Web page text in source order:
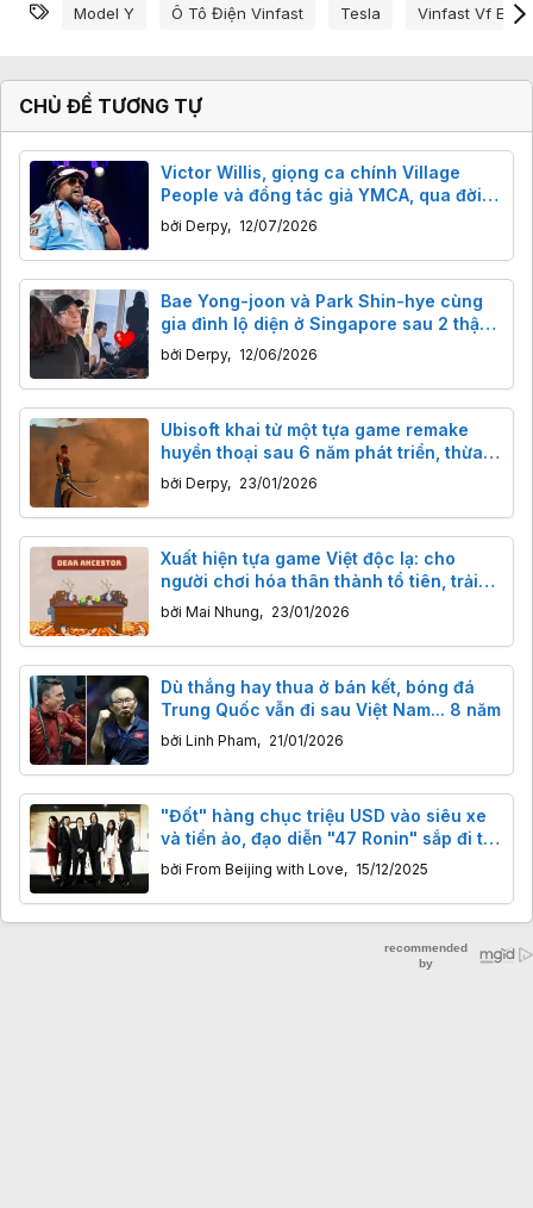
Từ khóa
Model Y Ô Tô Điện Vinfast Tesla Vinfast Vf E35
CHỦ ĐỀ TƯƠNG TỰ
Victor Willis, giọng ca chính Village
People và đồng tác giả YMCA, qua đời
tuổi 74: Người đứng sau bản hit khuấy
đảo sàn nhảy và chính trường.
bởi Derpy, 12/07/2026
Bae Yong-joon và Park Shin-hye cùng
gia đình lộ diện ở Singapore sau 2 thập
kỷ vắng bóng
bởi Derpy, 12/06/2026
Ubisoft khai tử một tựa game remake
huyền thoại sau 6 năm phát triển, thừa
nhận chất lượng không đạt tiêu chuẩn
bởi Derpy, 23/01/2026
Xuất hiện tựa game Việt độc lạ: cho
người chơi hóa thân thành tổ tiên, trải
nghiệm cảm giác... phía sau bàn thờ
bởi Mai Nhung, 23/01/2026
Dù thắng hay thua ở bán kết, bóng đá
Trung Quốc vẫn đi sau Việt Nam... 8 năm
bởi Linh Pham, 21/01/2026
"Đốt" hàng chục triệu USD vào siêu xe
và tiền ảo, đạo diễn "47 Ronin" sắp đi tù
vì lừa đảo Netflix
bởi From Beijing with Love, 15/12/2025